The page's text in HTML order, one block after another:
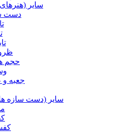
سایر
دست
حجم
جعبه
سایر (دست سازه